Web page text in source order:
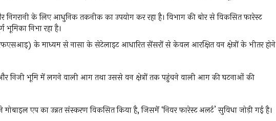
निगरानी के लिए आधुनिक तकनीक का उपयोग कर रहा है। विभाग की बोर से विकसित फारेस्ट
भूमिका निभा रहा है।
के माध्यम से नासा के सेटेलाइट आधारित सेंसरों से केवल आरक्षित वन क्षेत्रों के भीतर होने
निजी भूमि में लगने वाली आग तथा उससे वन क्षेत्रों तक पहुंचने वाली आग की घटनाओं की
एप का उन्नत संस्करण विकसित किया है, जिसमें ‘नियर फारेस्ट अलर्ट’ सुविधा जोड़ी गई है।